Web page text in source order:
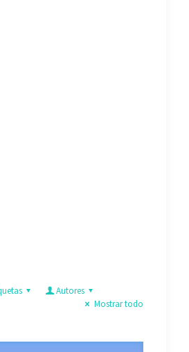
Autores
Mostrar todo